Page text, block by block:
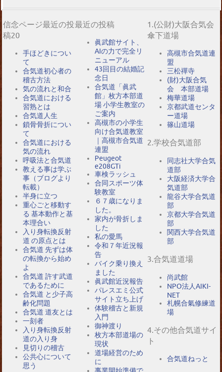
信念ページ最近の投
稿20
手ほどきについ
て
合気道初心者の
稽古方法
気の流れと和合
合気道における
習熟とは
合気道人生
鎖骨骨折につい
て
合気道における
気の流れ
呼吸法と合気道
教える事は学ぶ
事（ブログより
転載）
半身に立つ
重心ごと移動す
る 基本動作と基
本理合い
入り身転換反射
道 の原点とは
合気道 先ずは体
の転換から始め
よ
合気道 許す武道
であるために
合気道 と少子高
齢化問題
合気道 道友とは
一刻者
入り身転換反射
道の入り身
見切りの稽古
公共心について
思う
最近の投稿
眞武館サイト、
AIの力で完全リ
ニューアル
43回目の結婚記
念日
合気道「眞武
館」枚方本部道
場 小学生教室の
ご案内
高槻市の小学生
向け合気道教室
｜高槻市合気道
連盟
Peugeot
e208GTi
車検ラッシュ
合同スポーツ体
験教室
６７歳になりま
した。
家内が骨折しま
した
私の愛馬
令和７年近況報
告
バイク乗り換え
ました
眞武館近況報告
パレスエミ公式
サイト立ち上げ
体験稽古と新規
入門
御神渡り
枚方本部道場の
現状
道場経営のため
に
1.(公財)大阪合気会
傘下道場
高槻市合気道連
盟
三松禪寺
(財)大阪合気
会 本部道場
梅華道場
京都武道センタ
ー道場
篠山道場
2.学校合気道部
同志社大学合気
道部
大阪経済大学合
気道部
龍谷大学合気道
部
京都大学合気道
部
関西大学合気道
部
3.合気道道場
尚武館
NPO法人AIKI-
NET
札幌合氣修練道
場
4.その他合気道サイ
ト
合気道ねっと